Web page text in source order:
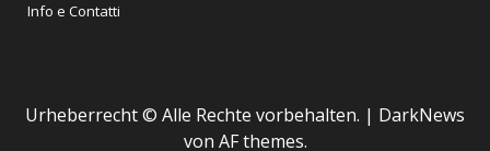
Info e Contatti
Urheberrecht © Alle Rechte vorbehalten. | DarkNews
von AF themes.